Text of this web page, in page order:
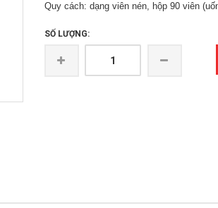
Quy cách: dạng viên nén, hộp 90 viên
SỐ LƯỢNG: